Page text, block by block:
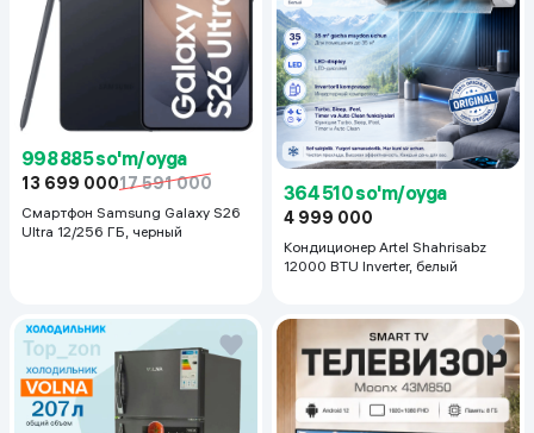
998 885 so'm/oyga
13 699 00017 591 000
Смартфон Samsung Galaxy S26
Ultra 12/256 ГБ, черный
364 510 so'm/oyga
4 999 000
Кондиционер Artel Shahrisabz
12000 BTU Inverter, белый